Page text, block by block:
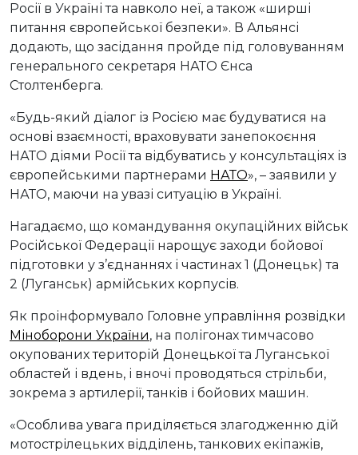
Росії в Україні та навколо неї, а також «ширші
питання європейської безпеки». В Альянсі
додають, що засідання пройде під головуванням
генерального секретаря НАТО Єнса
Столтенберга.
«Будь-який діалог із Росією має будуватися на
основі взаємності, враховувати занепокоєння
НАТО діями Росії та відбуватись у консультаціях із
європейськими партнерами НАТО», – заявили у
НАТО, маючи на увазі ситуацію в Україні.
Нагадаємо, що командування окупаційних військ
Російської Федерації нарощує заходи бойової
підготовки у з’єднаннях і частинах 1 (Донецьк) та
2 (Луганськ) армійських корпусів.
Як проінформувало Головне управління розвідки
Міноборони України, на полігонах тимчасово
окупованих територій Донецької та Луганської
областей і вдень, і вночі проводяться стрільби,
зокрема з артилерії, танків і бойових машин.
«Особлива увага приділяється злагодженню дій
мотострілецьких відділень, танкових екіпажів,